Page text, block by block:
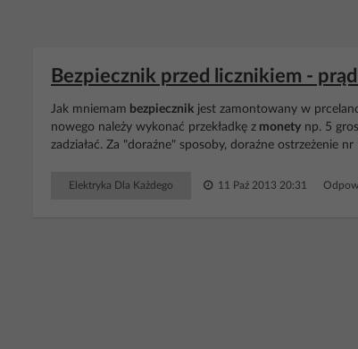
Bezpiecznik przed licznikiem -
Jak mniemam bezpiecznik jest zamontowany w
nowego należy wykonać przekładkę z monety np. 5
zadziałać. Za "doraźne" sposoby, doraźne ostrzeżenie
Elektryka Dla Każdego 11 Paź 2013 20:31